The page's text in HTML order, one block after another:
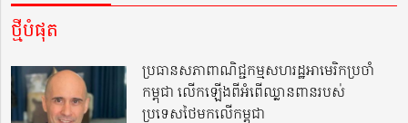
ថ្មីបំផុត
ប្រធានសភាពាណិជ្ជកម្មសហរដ្ឋអាមេរិកប្រចាំ
កម្ពុជា លើកឡើងពីអំពើឈ្លានពានរបស់
ប្រទេសថៃមកលើកម្ពុជា